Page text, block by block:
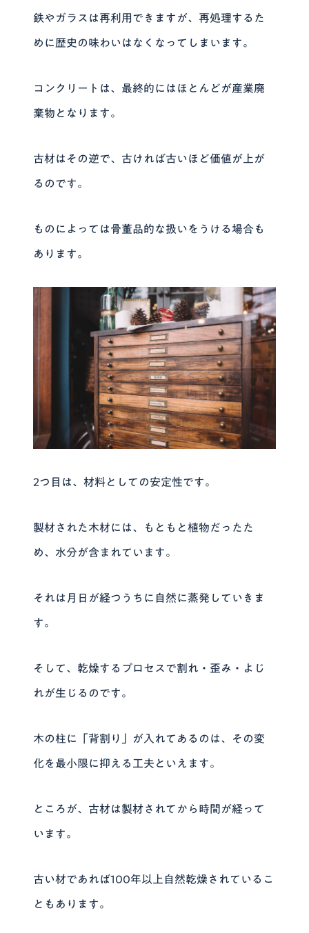
鉄やガラスは再利用できますが、再処理するた
めに歴史の味わいはなくなってしまいます。
コンクリートは、最終的にはほとんどが産業廃
棄物となります。
古材はその逆で、古ければ古いほど価値が上が
るのです。
ものによっては骨董品的な扱いをうける場合も
あります。
2つ目は、材料としての安定性です。
製材された木材には、もともと植物だったた
め、水分が含まれています。
それは月日が経つうちに自然に蒸発していきま
す。
そして、乾燥するプロセスで割れ・歪み・よじ
れが生じるのです。
木の柱に「背割り」が入れてあるのは、その変
化を最小限に抑える工夫といえます。
ところが、古材は製材されてから時間が経って
います。
古い材であれば100年以上自然乾燥されているこ
ともあります。